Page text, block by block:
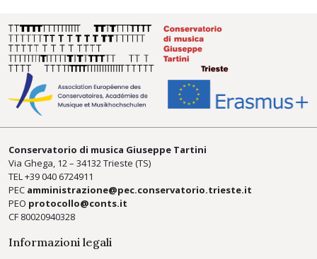
Conservatorio di musica Giuseppe Tartini
Via Ghega, 12 – 34132 Trieste (TS)
TEL +39040 6724911
PEC amministrazione@pec.conservatorio.trieste.it
PEO protocollo@conts.it
CF 80020940328
Informazioni legali